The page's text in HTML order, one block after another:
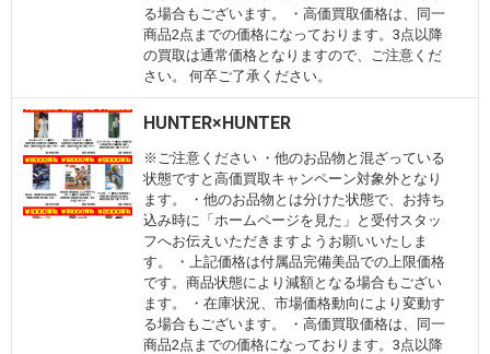
る場合もございます。 ・高価買取価格は、同一
商品2点までの価格になっております。3点以降
の買取は通常価格となりますので、ご注意くだ
さい。 何卒ご了承ください。
HUNTER×HUNTER
※ご注意ください ・他のお品物と混ざっている
状態ですと高価買取キャンペーン対象外となり
ます。 ・他のお品物とは分けた状態で、お持ち
込み時に「ホームページを見た」と受付スタッ
フへお伝えいただきますようお願いいたしま
す。 ・上記価格は付属品完備美品での上限価格
です。商品状態により減額となる場合もござい
ます。 ・在庫状況、市場価格動向により変動す
る場合もございます。 ・高価買取価格は、同一
商品2点までの価格になっております。3点以降